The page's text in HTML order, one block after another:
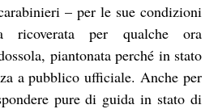
– per le sue condizioni
ricoverata per qualche ora
piantonata perché in stato
a pubblico ufficiale. Anche per
pure di guida in stato di